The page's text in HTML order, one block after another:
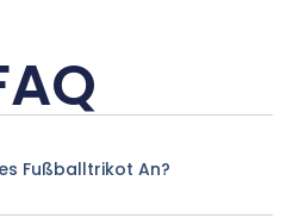
Fußballtrikot An?